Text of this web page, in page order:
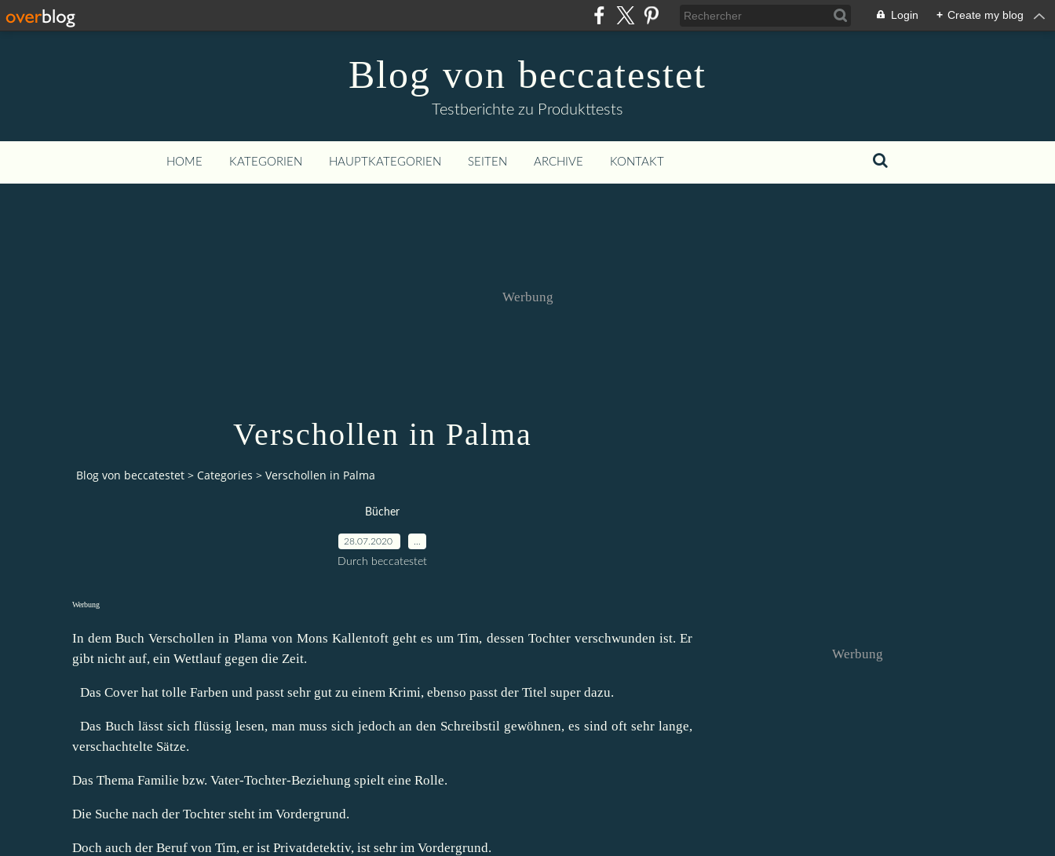
Login + Create my blog
Blog von beccatestet
Testberichte zu Produkttests
HOME KATEGORIEN HAUPTKATEGORIEN SEITEN ARCHIVE KONTAKT
Werbung
Verschollen in Palma
Blog von beccatestet > Categories > Verschollen in Palma
Bücher
28.07.2020
Durch beccatestet
Werbung
In dem Buch Verschollen in Plama von Mons Kallentoft geht es um Tim, dessen Tochter verschwunden ist. Er
gibt nicht auf, ein Wettlauf gegen die Zeit.
Das Cover hat tolle Farben und passt sehr gut zu einem Krimi, ebenso passt der Titel super dazu.
Das Buch lässt sich flüssig lesen, man muss sich jedoch an den Schreibstil gewöhnen, es sind oft sehr lange,
verschachtelte Sätze.
Das Thema Familie bzw. Vater-Tochter-Beziehung spielt eine Rolle.
Die Suche nach der Tochter steht im Vordergrund.
Doch auch der Beruf von Tim, er ist Privatdetektiv, ist sehr im Vordergrund.
Werbung